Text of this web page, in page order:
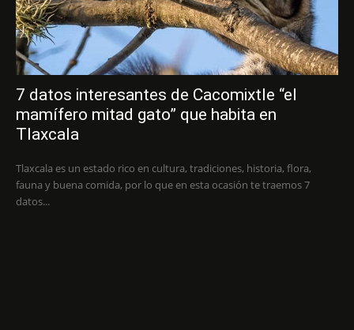
7 datos interesantes de Cacomixtle “el
mamífero mitad gato” que habita en
Tlaxcala
Tlaxcala es un estado rico en cultura, tradiciones, historia, flora,
fauna y buena comida, por lo que en esta ocasión te traemos 7
datos...